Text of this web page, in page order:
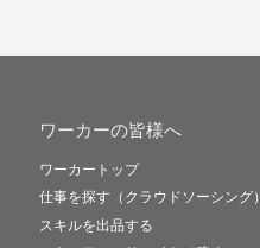
ワーカーの皆様へ
ワーカートップ
仕事を探す（クラウドソーシング）
スキルを出品する